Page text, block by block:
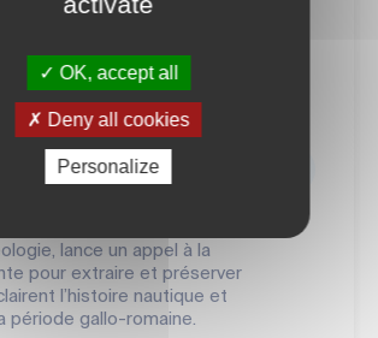
dans le lit de la Charente,
romaines de Courbiac
archéologique
importance exceptionnelle.
du IVe siècle, qui reposent à
sont aujourd’hui en
en partenariat avec les
lance un appel à la
pour extraire et préserver
l’histoire nautique et
période gallo-romaine.
OK, accept all
Deny all cookies
Personalize